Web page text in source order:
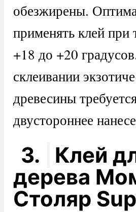
обезжирены.
применять клей при
+18 до +20
склеивании
древесины
двустороннее
3.
Клей
дерева
Столяр